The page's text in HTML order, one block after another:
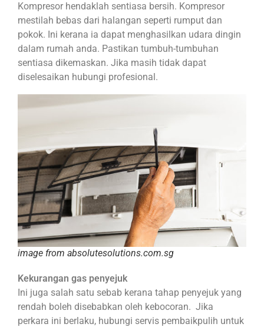
Kompresor hendaklah sentiasa bersih. Kompresor
mestilah bebas dari halangan seperti rumput dan
pokok. Ini kerana ia dapat menghasilkan udara dingin
dalam rumah anda. Pastikan tumbuh-tumbuhan
sentiasa dikemaskan. Jika masih tidak dapat
diselesaikan hubungi profesional.
image from absolutesolutions.com.sg
Kekurangan gas penyejuk
Ini juga salah satu sebab kerana tahap penyejuk yang
rendah boleh disebabkan oleh kebocoran. Jika
perkara ini berlaku, hubungi servis pembaikpulih untuk